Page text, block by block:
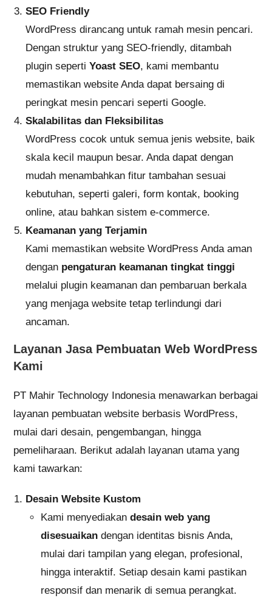
SEO Friendly
WordPress dirancang untuk ramah mesin pencari.
Dengan struktur yang SEO-friendly, ditambah
plugin sepertiYoast SEO, kami membantu
memastikan website Anda dapat bersaing di
peringkat mesin pencari seperti Google.
Skalabilitas dan Fleksibilitas
WordPress cocok untuk semua jenis website, baik
skala kecil maupun besar. Anda dapat dengan
mudah menambahkan fitur tambahan sesuai
kebutuhan, seperti galeri, form kontak, booking
online, atau bahkan sistem e-commerce.
Keamanan yang Terjamin
Kami memastikan website WordPress Anda aman
dengan pengaturan keamanan tingkat tinggi
melalui plugin keamanan dan pembaruan berkala
yang menjaga website tetap terlindungi dari
ancaman.
Layanan Jasa Pembuatan Web WordPress
Kami
PT Mahir Technology Indonesia menawarkan berbagai
layanan pembuatan website berbasis WordPress,
mulai dari desain, pengembangan, hingga
pemeliharaan. Berikut adalah layanan utama yang
kami tawarkan:
Desain Website Kustom
Kami menyediakandesain web yang
disesuaikan dengan identitas bisnis Anda,
mulai dari tampilan yang elegan, profesional,
hingga interaktif. Setiap desain kami pastikan
responsif dan menarik di semua perangkat.